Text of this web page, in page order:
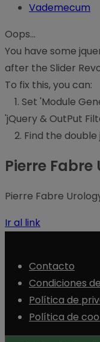
Vademecum
Oops...
You have some
after the Slider
To fix this, you can:
1. Set 'Module
'jQuery & OutPut
2. Find the double
Pierre Fabre
Pierre Fabre
Ir al link
Contacto
Condiciones
Política de
Política de